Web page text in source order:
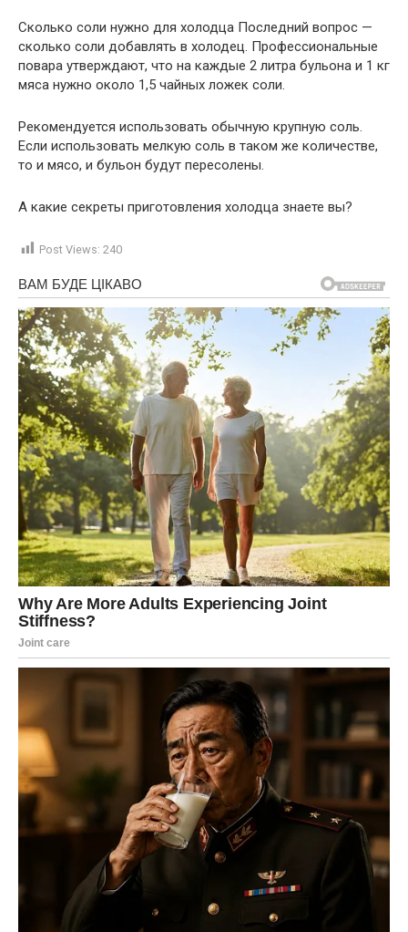
Сколько соли нужно для холодца Последний вопрос —
сколько соли добавлять в холодец. Профессиональные
повара утверждают, что на каждые 2 литра бульона и 1 кг
мяса нужно около 1,5 чайных ложек соли.
Рекомендуется использовать обычную крупную соль.
Если использовать мелкую соль в таком же количестве,
то и мясо, и бульон будут пересолены.
А какие секреты приготовления холодца знаете вы?
Post Views: 240